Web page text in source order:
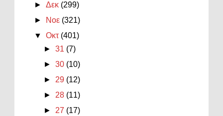
►Δεκ (299)
►
Νοε (321)
▼Οκτ (401)
►31 (7)
►30 (10)
►29 (12)
►28 (11)
►27 (17)